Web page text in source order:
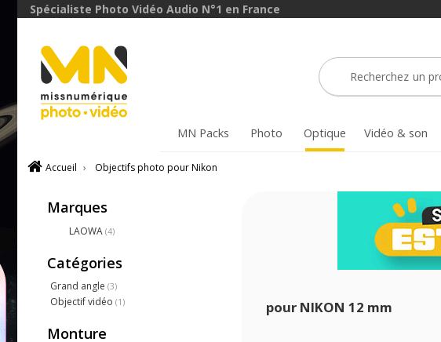
Spécialiste Photo Vidéo Audio N°1 en France
MN Packs Photo Optique Vidéo & son
Accueil › Objectifs photo pour Nikon
Marques
LAOWA (4)
Catégories
Grand angle (3)
Objectif vidéo (1)
Monture
pour NIKON 12 mm